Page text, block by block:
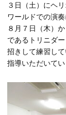
３日（土）にヘ
ワールドでの演
８月７日（木）
であるトリニダ
招きして練習し
指導いただいてい